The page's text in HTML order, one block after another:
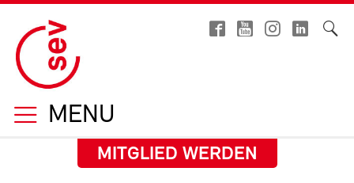
MENU
MITGLIED WERDEN